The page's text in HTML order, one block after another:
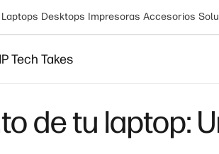
Laptops Desktops Impresoras Accesorios
Tech Takes
de tu laptop: